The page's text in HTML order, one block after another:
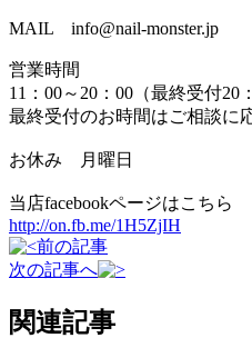
MAIL info@nail-monster.jp
営業時間
11：00～20：00（最終受付20
最終受付のお時間はご相談に
お休み 月曜日
当店facebookページはこちら
http://on.fb.me/1H5ZjIH
前の記事
次の記事へ
関連記事